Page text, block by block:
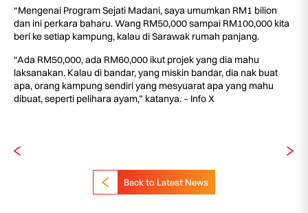
“Mengenai Program Sejati Madani, saya umumkan RM1 bilion
dan ini perkara baharu. Wang RM50,000 sampai RM100,000 kita
beri ke setiap kampung, kalau di Sarawak rumah panjang.
“Ada RM50,000, ada RM60,000 ikut projek yang dia mahu
laksanakan. Kalau di bandar, yang miskin bandar, dia nak buat
apa, orang kampung sendiri yang mesyuarat apa yang mahu
dibuat, seperti pelihara ayam,” katanya. – Info X
Back to Latest News